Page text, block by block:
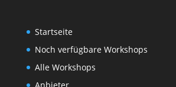
Startseite
Noch verfügbare Workshops
Alle Workshops